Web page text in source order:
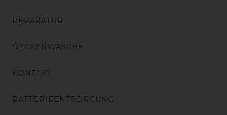
REPARATUR
DECKENWÄSCHE
KONTAKT
BATTERIEENTSORGUNG